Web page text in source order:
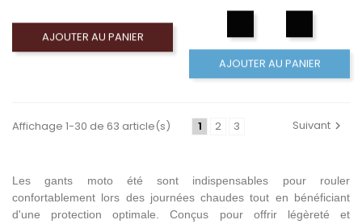
AJOUTER AU PANIER
AJOUTER AU PANIER
Affichage 1-30 de 63 article(s) 1 2 3 Suivant
Les gants moto été sont indispensables pour rouler
confortablement lors des journées chaudes tout en bénéficiant
d'une protection optimale. Conçus pour offrir légèreté et